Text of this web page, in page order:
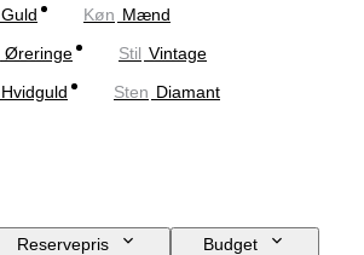
Guld Køn Mænd
Øreringe Stil Vintage
Hvidguld Sten Diamant
Reservepris
Budget